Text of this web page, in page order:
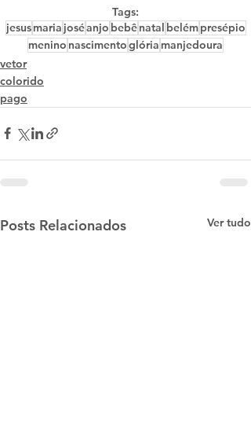
Tags:
jesusmaria joséanjo bebênatal belémpresépio
menino nascimentoglória manjedoura
vetor
colorido
pago
Posts Relacionados Ver tudo